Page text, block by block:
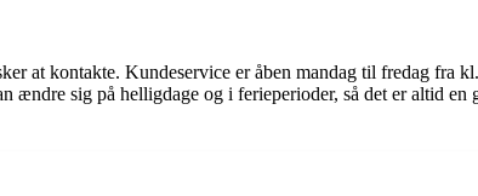
at kontakte. Kundeservice er åben mandag til fredag fra
sig på helligdage og i ferieperioder, så det er altid en